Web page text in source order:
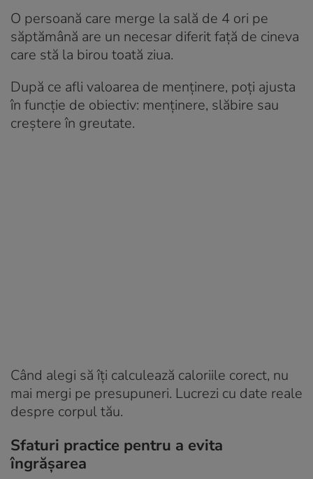
O persoană care merge la sală de 4 ori pe
săptămână are un necesar diferit față de cineva
care stă la birou toată ziua.
După ce afli valoarea de menținere, poți ajusta
în funcție de obiectiv: menținere, slăbire sau
creștere în greutate.
Când alegi să îți calculează caloriile corect, nu
mai mergi pe presupuneri. Lucrezi cu date reale
despre corpul tău.
Sfaturi practice pentru a evita
îngrășarea